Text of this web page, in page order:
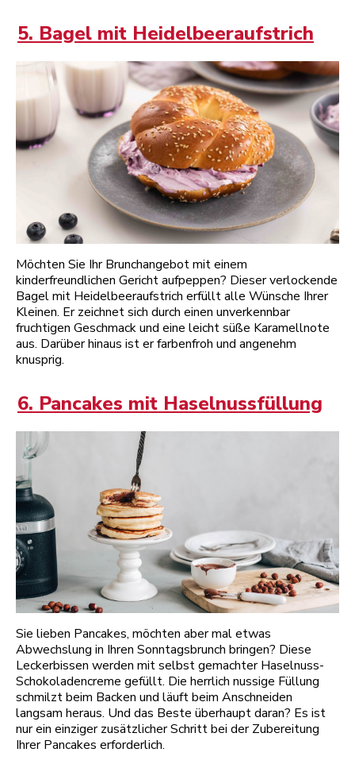
5. Bagel mit Heidelbeeraufstrich
Möchten Sie Ihr Brunchangebot mit einem
kinderfreundlichen Gericht aufpeppen? Dieser verlockende
Bagel mit Heidelbeeraufstrich erfüllt alle Wünsche Ihrer
Kleinen. Er zeichnet sich durch einen unverkennbar
fruchtigen Geschmack und eine leicht süße Karamellnote
aus. Darüber hinaus ist er farbenfroh und angenehm
knusprig.
6. Pancakes mit Haselnussfüllung
Sie lieben Pancakes, möchten aber mal etwas
Abwechslung in Ihren Sonntagsbrunch bringen? Diese
Leckerbissen werden mit selbst gemachter Haselnuss-
Schokoladencreme gefüllt. Die herrlich nussige Füllung
schmilzt beim Backen und läuft beim Anschneiden
langsam heraus. Und das Beste überhaupt daran? Es ist
nur ein einziger zusätzlicher Schritt bei der Zubereitung
Ihrer Pancakes erforderlich.